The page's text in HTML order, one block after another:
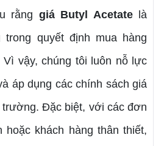
rằng giá Butyl Acetatelà
quyết định mua hàng
Vì vậy, chúng tôi luôn nỗ lực
áp dụng các chính sách giá
trường. Đặc biệt, với các đơn
khách hàng thân thiết,